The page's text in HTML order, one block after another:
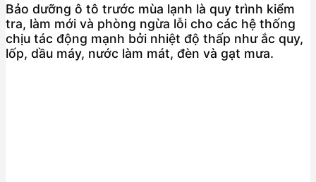
Bảo dưỡng ô tô trước mùa lạnh là quy trình kiểm
tra, làm mới và phòng ngừa lỗi cho các hệ thống
chịu tác động mạnh bởi nhiệt độ thấp như ắc quy,
lốp, dầu máy, nước làm mát, đèn và gạt mưa.